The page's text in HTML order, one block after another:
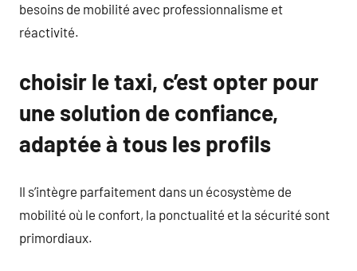
besoins de mobilité avec professionnalisme et
réactivité.
choisir le taxi, c’est opter pour
une solution de confiance,
adaptée à tous les profils
Il s’intègre parfaitement dans un écosystème de
mobilité où le confort, la ponctualité et la sécurité sont
primordiaux.